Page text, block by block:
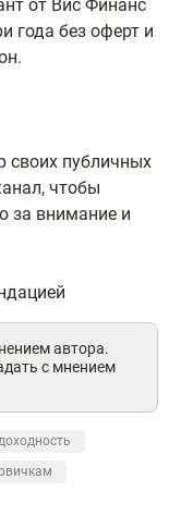
от Вис Финанс
года без оферт и
своих публичных
чтобы
за внимание и
автора.
с мнением